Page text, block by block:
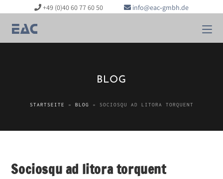
+49 (0)40 60 77 60 50 info@eac‑gmbh.de
BLOG
STARTSEITE » BLOG » SOCIOSQU AD LITORA TORQUENT
Sociosqu ad litora torquent